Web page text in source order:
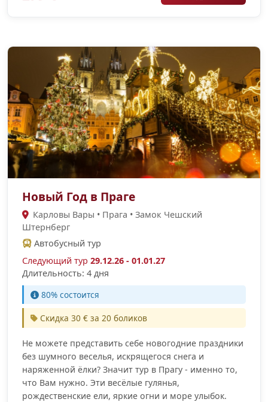
Новый Год в Праге
Карловы Вары • Прага • Замок Чешский
Штернберг
Автобусный тур
Следующий тур 29.12.26 - 01.01.27
Длительность: 4 дня
80% состоится
Скидка 30 € за 20 боликов
Не можете представить себе новогодние праздники
без шумного веселья, искрящегося снега и
наряженной ёлки? Значит тур в Прагу - именно то,
что Вам нужно. Эти весёлые гулянья,
рождественские ели, яркие огни и море улыбок.